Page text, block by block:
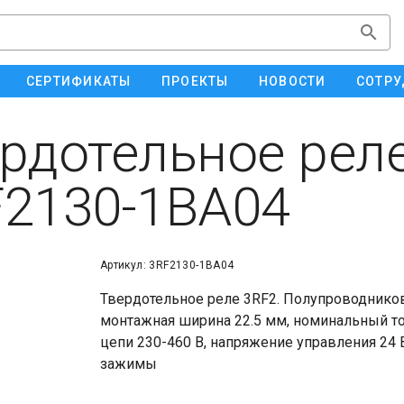
СЕРТИФИКАТЫ ПРОЕКТЫ НОВОСТИ
1BA04
Артикул: 3RF2130-1BA04
Твердотельное реле 3RF2.
монтажная ширина 22.5 мм, номинальный
цепи 230-460 В, напряжение управления 24
зажимы